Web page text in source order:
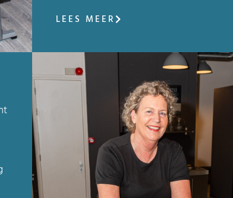
LEES MEER
Ik ben fysiek en ook conditioneel
Maar... je moet het wel
ik door een blessure tijdelijk niet
merkte ik dat een een stap
had gedaan toen ik weer begon. Het
onderhoud voor je lichaam.
Peter